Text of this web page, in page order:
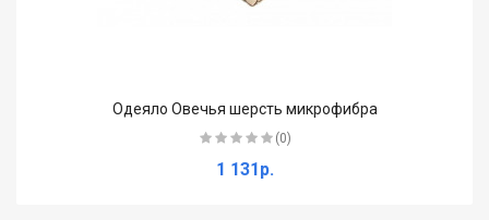
Одеяло Овечья шерсть микрофибра
(0)
1 131р.